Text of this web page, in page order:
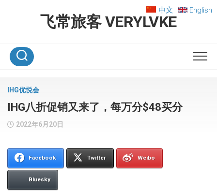
飞常旅客 VERYLVKE
中文 English
IHG优悦会
IHG八折促销又来了，每万分$48买分
2022年6月20日
Facebook Twitter Weibo
Bluesky